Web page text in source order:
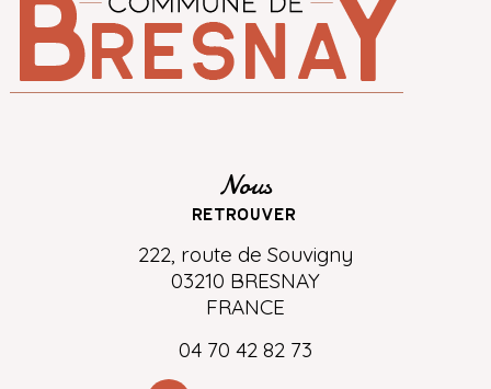
Nous
retrouver
222, route de Souvigny
03210 BRESNAY
FRANCE
04 70 42 82 73